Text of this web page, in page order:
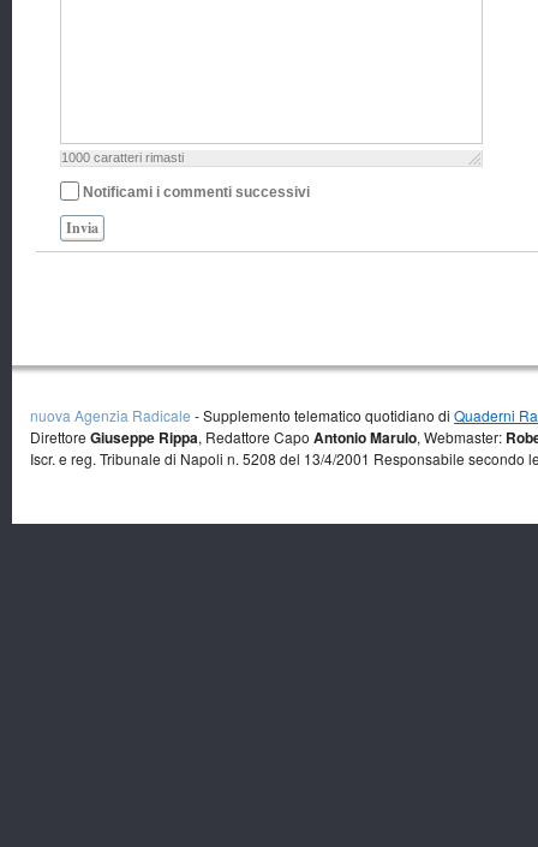
1000 caratteri rimasti
Notificami i commenti successivi
Invia
nuova Agenzia Radicale - Supplemento telematico quotidiano di Quaderni
Direttore Giuseppe Rippa, Redattore Capo Antonio Marulo, Webmaster:
Iscr. e reg. Tribunale di Napoli n. 5208 del 13/4/2001 Responsabile secondo